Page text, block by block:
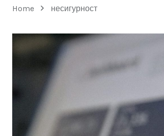
Home несигурност